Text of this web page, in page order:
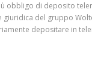
obbligo di deposito
del gruppo
depositare in